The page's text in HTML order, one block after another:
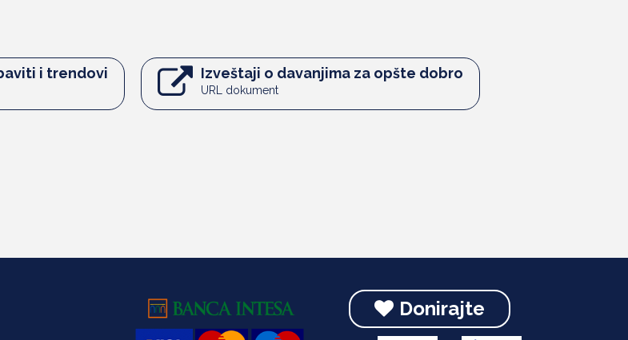
i trendovi Izveštaji o davanjima za opšte dobro
URL dokument
Donirajte